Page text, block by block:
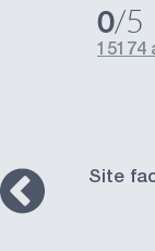
0/5
15174
Site